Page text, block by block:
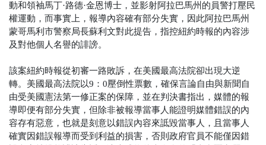
動和領袖馬丁·路德·金恩博士，並影射阿拉巴馬州的員警打壓民
權運動，而事實上，報導內容確有部分失實，因此阿拉巴馬州
蒙哥馬利市警察局長蘇利文對此提告，指控紐約時報的內容涉
及對他個人名譽的誹謗。
該案紐約時報從初審一路敗訴，在美國最高法院卻出現大逆
轉。美國最高法院以9：0壓倒性票數，確保言論自由與新聞自
由受美國憲法第一修正案的保障，並在判決書指出，媒體的報
導即便有部分失實，但除非被報導當事人能證明媒體錯誤的內
容存有惡意，也就是刻意以錯誤內容來詆毀當事人，且當事人
確實因錯誤報導而受到利益的損害，否則政府官員不能僅因錯